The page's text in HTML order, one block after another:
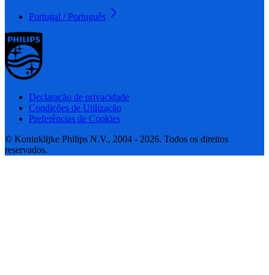
Portugal / Português
Declaração de privacidade
Condições de Utilização
Preferências de Cookies
© Koninklijke Philips N.V., 2004 - 2026. Todos os direitos
reservados.